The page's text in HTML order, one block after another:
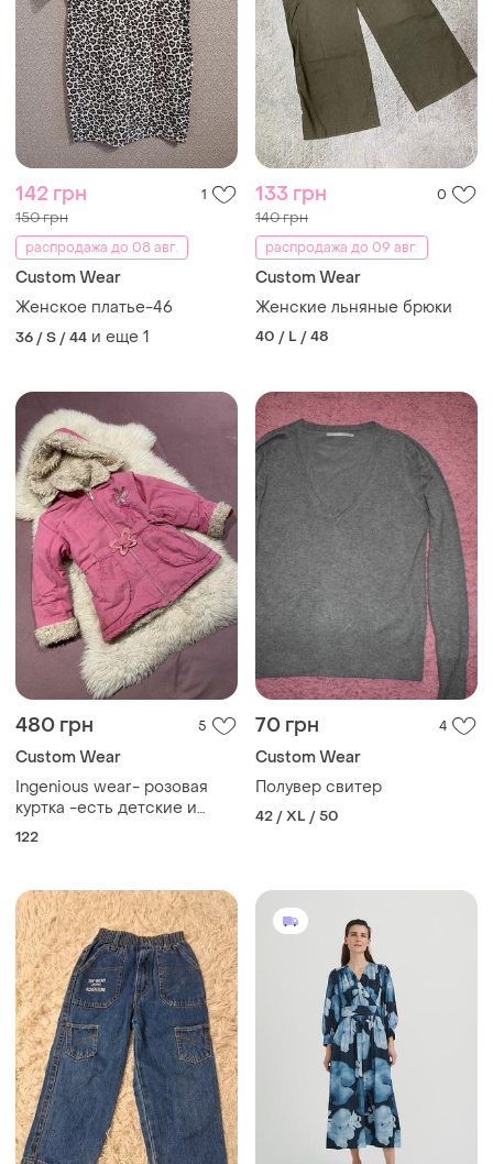
142 грн 1
150 грн
распродажа до 08 авг.
Сustom Wear
Женское платье-46
36 / S / 44 и еще 1
133 грн 0
140 грн
распродажа до 09 авг.
Сustom Wear
Женские льняные брюки
40 / L / 48
480 грн 5
Сustom Wear
Ingenious wear- розовая
куртка -есть детские и
брэндовые вещи
122
70 грн 4
Сustom Wear
Полувер свитер
42 / XL / 50